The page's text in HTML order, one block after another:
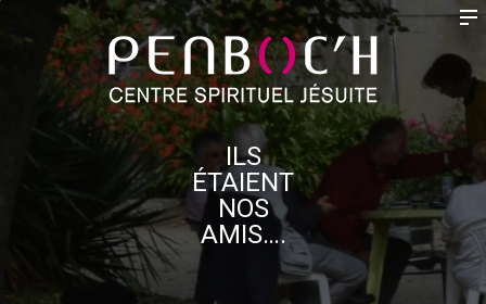
ILS
ÉTAIENT
NOS
AMIS….